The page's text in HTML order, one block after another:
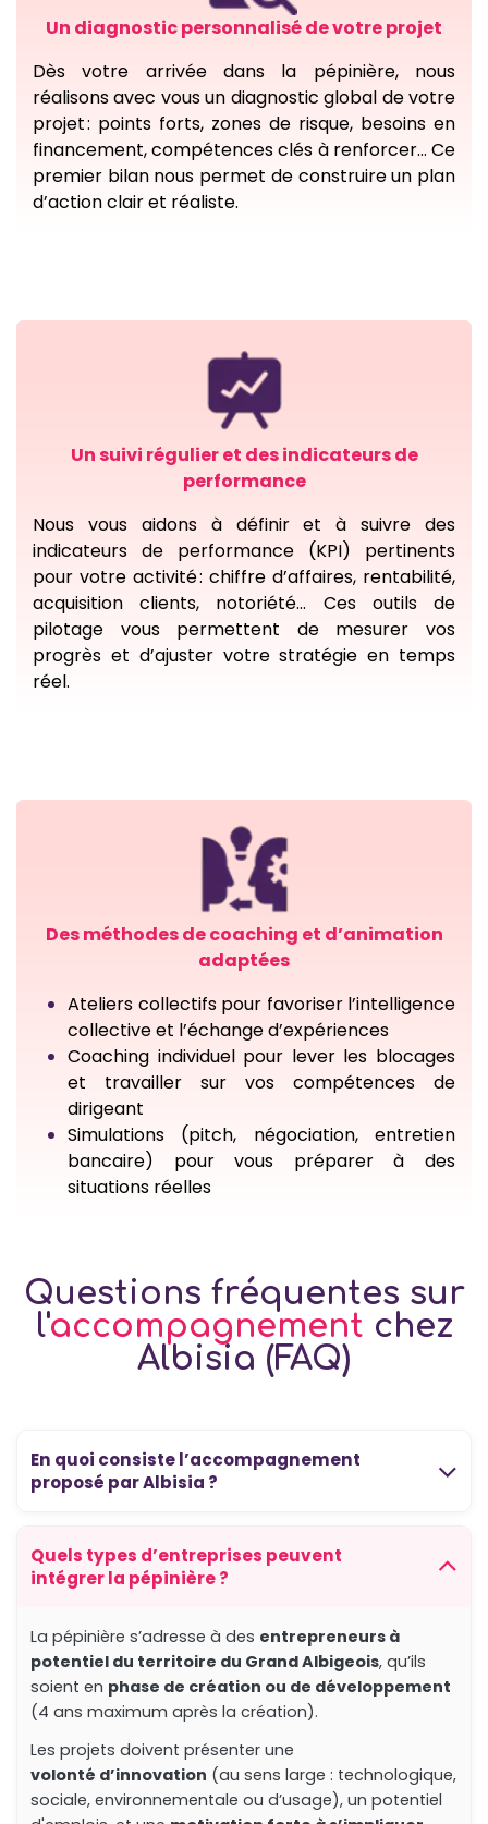
Un diagnostic personnalisé de votre projet
Dès votre arrivée dans la pépinière, nous
réalisons avec vous un diagnostic global de votre
projet : points forts, zones de risque, besoins en
financement, compétences clés à renforcer… Ce
premier bilan nous permet de construire un plan
d’action clair et réaliste.
Un suivi régulier et des indicateurs de
performance
Nous vous aidons à définir et à suivre des
indicateurs de performance (KPI) pertinents
pour votre activité : chiffre d’affaires, rentabilité,
acquisition clients, notoriété… Ces outils de
pilotage vous permettent de mesurer vos
progrès et d’ajuster votre stratégie en temps
réel.
Des méthodes de coaching et d’animation
adaptées
Ateliers collectifs pour favoriser l’intelligence
collective et l’échange d’expériences
Coaching individuel pour lever les blocages
et travailler sur vos compétences de
dirigeant
Simulations (pitch, négociation, entretien
bancaire) pour vous préparer à des
situations réelles
Questions fréquentes sur
l'accompagnement​ chez
Albisia (FAQ)
En quoi consiste l’accompagnement
proposé par Albisia ?
Quels types d’entreprises peuvent
La pépinière s’adresse à des entrepreneurs à
potentiel du territoire du Grand Albigeois, qu’ils
soient en phase de création ou de développement
(4 ans maximum après la création).
Les projets doivent présenter une
volonté d’innovation (au sens large : technologique,
sociale, environnementale ou d’usage), un potentiel